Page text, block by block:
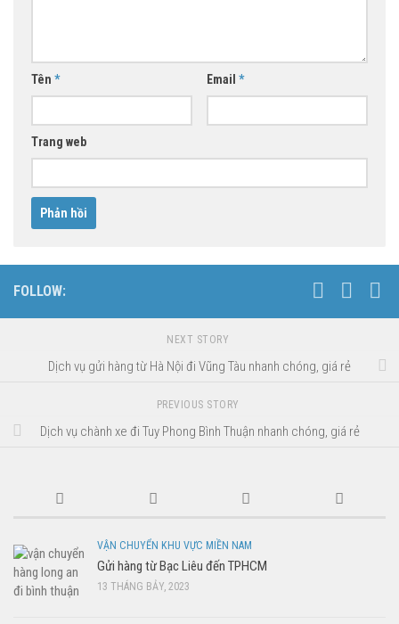
Tên * Email *
Trang web
FOLLOW:
NEXT STORY
Dịch vụ gửi hàng từ Hà Nội đi Vũng Tàu nhanh chóng, giá rẻ
PREVIOUS STORY
Dịch vụ chành xe đi Tuy Phong Bình Thuận nhanh chóng, giá rẻ
VẬN CHUYỂN KHU VỰC MIỀN NAM
Gửi hàng từ Bạc Liêu đến TPHCM
13 THÁNG BẢY, 2023